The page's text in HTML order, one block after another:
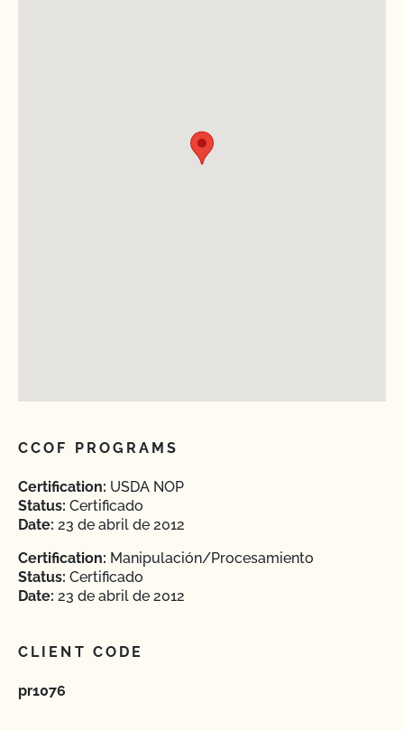
CCOF PROGRAMS
Certification: USDA NOP
Status: Certificado
Date: 23 de abril de 2012
Certification: Manipulación/Procesamiento
Status: Certificado
Date: 23 de abril de 2012
CLIENT CODE
pr1076